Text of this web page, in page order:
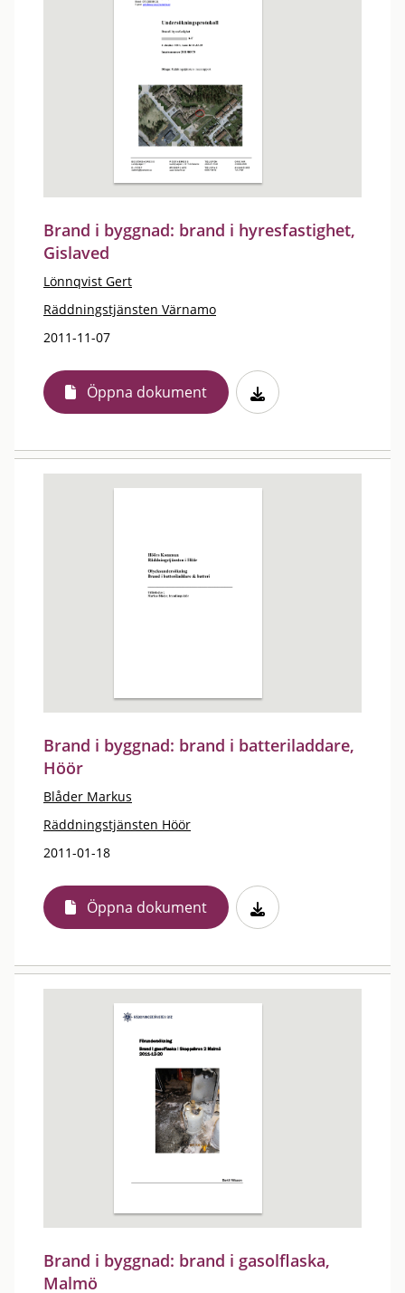
Brand i byggnad: brand i hyresfastighet,
Gislaved
Lönnqvist Gert
Räddningstjänsten Värnamo
2011-11-07
Öppna dokument
Brand i byggnad: brand i batteriladdare,
Höör
Blåder Markus
Räddningstjänsten Höör
2011-01-18
Öppna dokument
Brand i byggnad: brand i gasolflaska,
Malmö